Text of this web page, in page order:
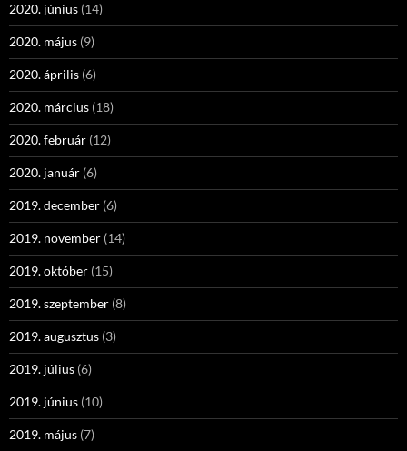
2020. június (14)
2020. május (9)
2020. április (6)
2020. március (18)
2020. február (12)
2020. január (6)
2019. december (6)
2019. november (14)
2019. október (15)
2019. szeptember (8)
2019. augusztus (3)
2019. július (6)
2019. június (10)
2019. május (7)